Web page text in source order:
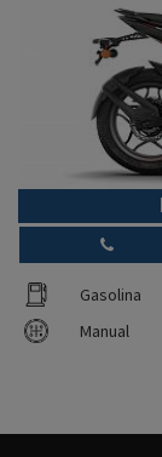
Gasolina
Manual